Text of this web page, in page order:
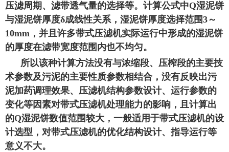
压滤周期、滤带透气量的选择等。计算公式中Q湿泥饼
与湿泥饼厚度δ成线性关系，湿泥饼厚度选择范围3～
10mm，并且许多带式压滤机实际运行中形成的湿泥饼
的厚度在滤带宽度范围内也不均匀。
所以该种计算方法没有与浓缩段、压榨段的主要技
术参数及污泥的主要性质参数相结合，没有反映出污
泥加药调理效果、压滤机结构参数设计、运行参数的
变化等因素对带式压滤机处理能力的影响，且计算出
的Q湿泥饼数值范围较大，一般适用于带式压滤机的设
计选型，对带式压滤机的优化结构设计、指导运行等
意义不大。